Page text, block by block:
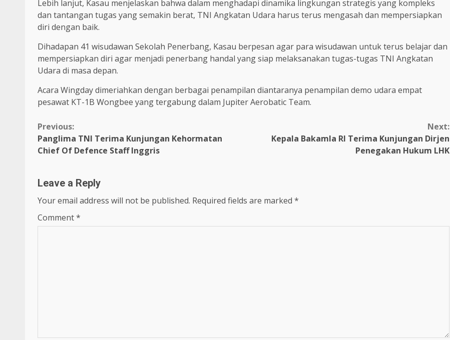
Lebih lanjut, Kasau menjelaskan bahwa dalam menghadapi dinamika lingkungan strategis yang kompleks
dan tantangan tugas yang semakin berat, TNI Angkatan Udara harus terus mengasah dan mempersiapkan
diri dengan baik.
Dihadapan 41 wisudawan Sekolah Penerbang, Kasau berpesan agar para wisudawan untuk terus belajar dan
mempersiapkan diri agar menjadi penerbang handal yang siap melaksanakan tugas-tugas TNI Angkatan
Udara di masa depan.
Acara Wingday dimeriahkan dengan berbagai penampilan diantaranya penampilan demo udara empat
pesawat KT-1B Wongbee yang tergabung dalam Jupiter Aerobatic Team.
Continue
Reading
Previous:
Panglima TNI Terima Kunjungan Kehormatan
Chief Of Defence Staff Inggris
Next:
Kepala Bakamla RI Terima Kunjungan Dirjen
Penegakan Hukum LHK
Leave a Reply
Your email address will not be published. Required fields are marked *
Comment*